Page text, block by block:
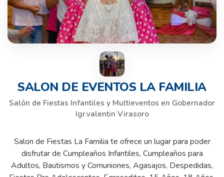
SALON DE EVENTOS LA FAMILIA
Salón de Fiestas Infantiles y Multieventos en Gobernador
Igr.valentin Virasoro
Salon de Fiestas La Familia te ofrece un lugar para poder
disfrutar de Cumpleaños Infantiles, Cumpleaños para
Adultos, Bautismos y Comuniones, Agasajos, Despedidas,